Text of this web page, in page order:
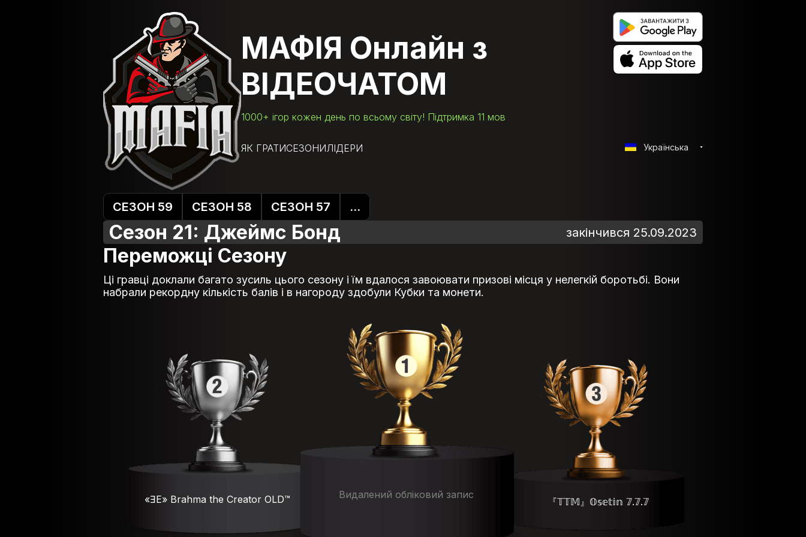
МАФІЯ Онлайн з
ВІДЕОЧАТОМ
1000+ ігор кожен день по всьому світу! Підтримка 11 мов
ЯК ГРАТИСЕЗОНИЛІДЕРИ Українська
СЕЗОН 59 СЕЗОН 58 СЕЗОН 57 ...
Сезон 21: Джеймс Бонд закінчився 25.09.2023
Переможці Сезону
Ці гравці доклали багато зусиль цього сезону і їм вдалося завоювати призові місця у нелегкій боротьбі. Вони
набрали рекордну кількість балів і в нагороду здобули Кубки та монети.
Видалений обліковий запис
«ƎЕ» Brahma the Creator OLD™ 『𝕋𝕋𝕄』𝕆𝕤𝕖𝕥𝕚𝕟 𝟟.𝟟.𝟟